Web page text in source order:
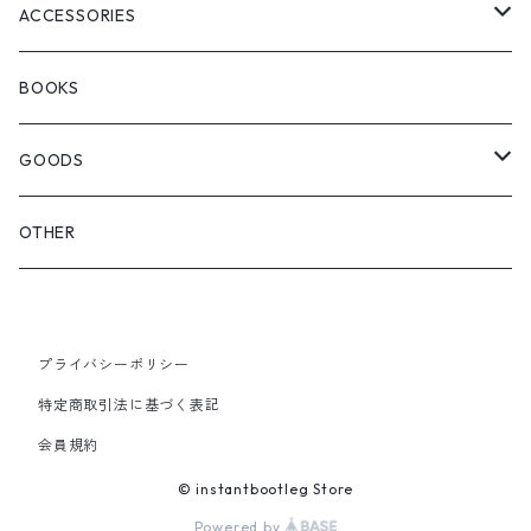
WOODBLOCK
SEDAN ALL-PURPOSE
BOOTS
BACKPACK
SHOULDER
OTHER BAGS
ACCESSORIES
EYE WEAR
CAP&HAT
GLOVES&SCARF
SHOULDER
SMALL BAG
BOOKS
GOODS
TOY
PINS& PINBACK
SOX
OTHER
プライバシーポリシー
特定商取引法に基づく表記
会員規約
© instantbootleg Store
Powered by